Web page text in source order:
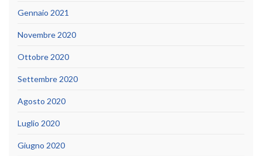
Gennaio 2021
Novembre 2020
Ottobre 2020
Settembre 2020
Agosto 2020
Luglio 2020
Giugno 2020